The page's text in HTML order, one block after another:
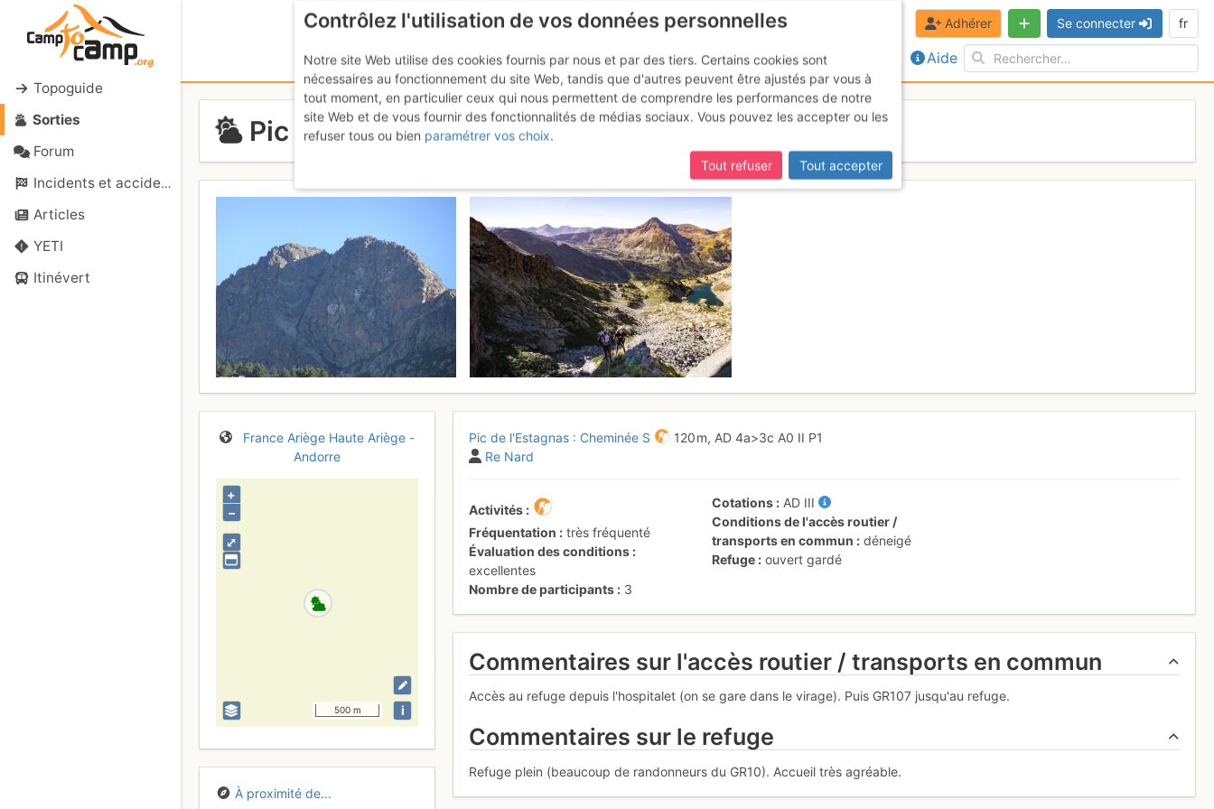
Topoguide
Sorties
Forum
Incidents et accidents
Articles
YETI
Itinévert
Aide
Adhérer Se connecter fr
Pic de l'Estagnas : Cheminée S
France Ariège Haute Ariège -
Andorre
⤢
+
–
500 m i
À proximité de...
Pic de l'Estagnas : Cheminée S 120 m, AD4a>3c A0 II P1
Re Nard
Activités
Fréquentation
très fréquenté
Évaluation des conditions
excellentes
Nombre de participants
3
Cotations AD III
Conditions de l'accès routier /
transports en commun
déneigé
Refuge
ouvert gardé
Commentaires sur l'accès routier / transports en commun
Accès au refuge depuis l'hospitalet (on se gare dans le virage). Puis GR107 jusqu'au refuge.
Commentaires sur le refuge
Refuge plein (beaucoup de randonneurs du GR10). Accueil très agréable.
Contrôlez l'utilisation de vos données personnelles
Notre site Web utilise des cookies fournis par nous et par des tiers. Certains cookies sont
nécessaires au fonctionnement du site Web, tandis que d'autres peuvent être ajustés par vous à
tout moment, en particulier ceux qui nous permettent de comprendre les performances de notre
site Web et de vous fournir des fonctionnalités de médias sociaux. Vous pouvez les accepter ou les
refuser tous ou bien paramétrer vos choix.
Tout refuser
Tout accepter